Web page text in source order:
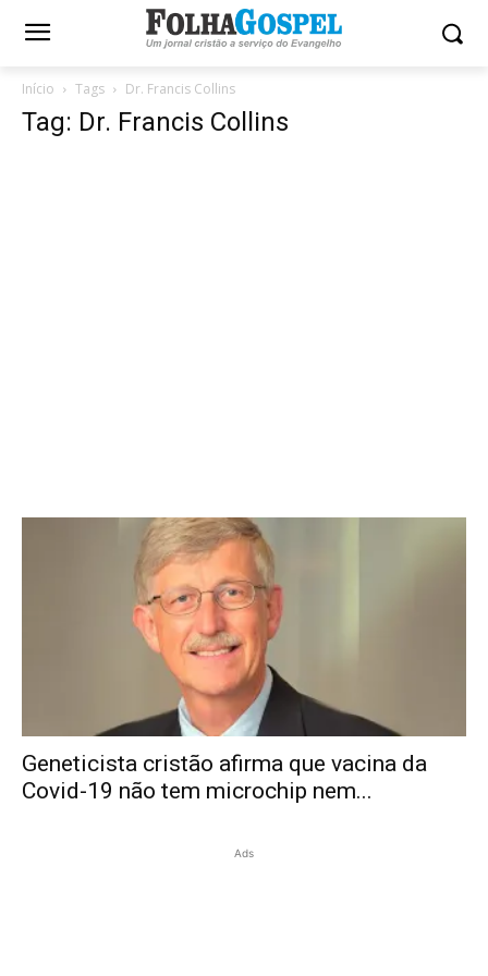
Início Tags Dr. Francis Collins
Tag: Dr. Francis Collins
Geneticista cristão afirma que vacina da
Covid-19 não tem microchip nem...
Ads